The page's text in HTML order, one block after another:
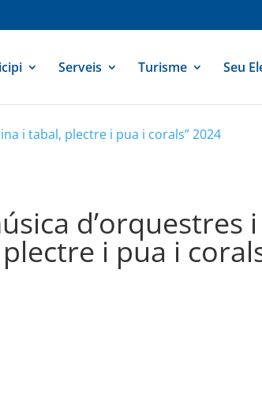
Serveis Turisme Seu
i tabal, plectre i pua i corals” 2024
d’orquestres i
i pua i